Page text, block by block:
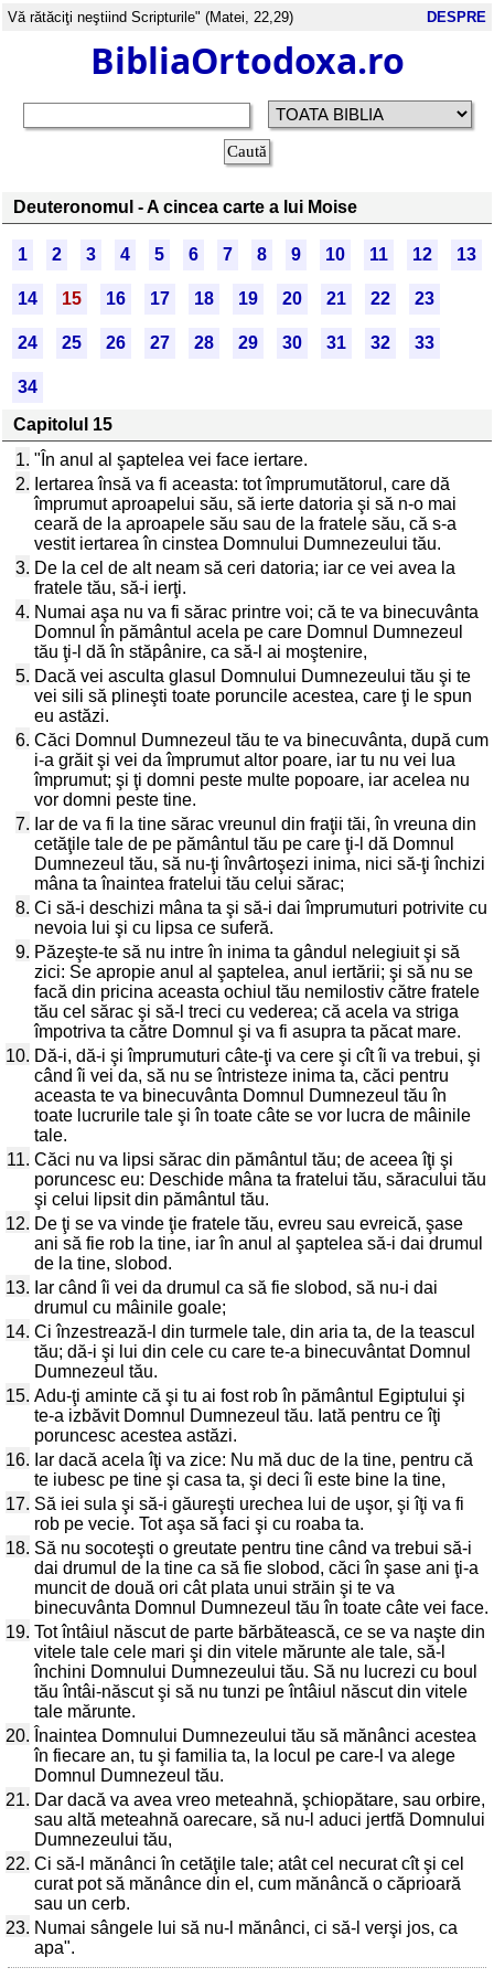
Vă rătăciţi neştiind Scripturile" (Matei, 22,29) DESPRE
BibliaOrtodoxa.ro
Deuteronomul - A cincea carte a lui Moise
1 2 3 4 5 6 7 8 9 10 11 12 13
14 15 16 17 18 19 20 21 22 23
24 25 26 27 28 29 30 31 32 33
34
Capitolul 15
1. "În anul al şaptelea vei face iertare.
2. Iertarea însă va fi aceasta: tot împrumutătorul, care dă
împrumut aproapelui său, să ierte datoria şi să n-o mai
ceară de la aproapele său sau de la fratele său, că s-a
vestit iertarea în cinstea Domnului Dumnezeului tău.
3. De la cel de alt neam să ceri datoria; iar ce vei avea la
fratele tău, să-i ierţi.
4. Numai aşa nu va fi sărac printre voi; că te va binecuvânta
Domnul în pământul acela pe care Domnul Dumnezeul
tău ţi-l dă în stăpânire, ca să-l ai moştenire,
5. Dacă vei asculta glasul Domnului Dumnezeului tău şi te
vei sili să plineşti toate poruncile acestea, care ţi le spun
eu astăzi.
6. Căci Domnul Dumnezeul tău te va binecuvânta, după cum
i-a grăit şi vei da împrumut altor poare, iar tu nu vei lua
împrumut; şi ţi domni peste multe popoare, iar acelea nu
vor domni peste tine.
7. Iar de va fi la tine sărac vreunul din fraţii tăi, în vreuna din
cetăţile tale de pe pământul tău pe care ţi-l dă Domnul
Dumnezeul tău, să nu-ţi învârtoşezi inima, nici să-ţi închizi
mâna ta înaintea fratelui tău celui sărac;
8. Ci să-i deschizi mâna ta şi să-i dai împrumuturi potrivite cu
nevoia lui şi cu lipsa ce suferă.
9. Păzeşte-te să nu intre în inima ta gândul nelegiuit şi să
zici: Se apropie anul al şaptelea, anul iertării; şi să nu se
facă din pricina aceasta ochiul tău nemilostiv către fratele
tău cel sărac şi să-l treci cu vederea; că acela va striga
împotriva ta către Domnul şi va fi asupra ta păcat mare.
10. Dă-i, dă-i şi împrumuturi câte-ţi va cere şi cît îi va trebui, şi
când îi vei da, să nu se întristeze inima ta, căci pentru
aceasta te va binecuvânta Domnul Dumnezeul tău în
toate lucrurile tale şi în toate câte se vor lucra de mâinile
tale.
11. Căci nu va lipsi sărac din pământul tău; de aceea îţi şi
poruncesc eu: Deschide mâna ta fratelui tău, săracului tău
şi celui lipsit din pământul tău.
12. De ţi se va vinde ţie fratele tău, evreu sau evreică, şase
ani să fie rob la tine, iar în anul al şaptelea să-i dai drumul
de la tine, slobod.
13. Iar când îi vei da drumul ca să fie slobod, să nu-i dai
drumul cu mâinile goale;
14. Ci înzestrează-l din turmele tale, din aria ta, de la teascul
tău; dă-i şi lui din cele cu care te-a binecuvântat Domnul
Dumnezeul tău.
15. Adu-ţi aminte că şi tu ai fost rob în pământul Egiptului şi
te-a izbăvit Domnul Dumnezeul tău. Iată pentru ce îţi
poruncesc acestea astăzi.
16. Iar dacă acela îţi va zice: Nu mă duc de la tine, pentru că
te iubesc pe tine şi casa ta, şi deci îi este bine la tine,
17. Să iei sula şi să-i găureşti urechea lui de uşor, şi îţi va fi
rob pe vecie. Tot aşa să faci şi cu roaba ta.
18. Să nu socoteşti o greutate pentru tine când va trebui să-i
dai drumul de la tine ca să fie slobod, căci în şase ani ţi-a
muncit de două ori cât plata unui străin şi te va
binecuvânta Domnul Dumnezeul tău în toate câte vei face.
19. Tot întâiul născut de parte bărbătească, ce se va naşte din
vitele tale cele mari şi din vitele mărunte ale tale, să-l
închini Domnului Dumnezeului tău. Să nu lucrezi cu boul
tău întâi-născut şi să nu tunzi pe întâiul născut din vitele
tale mărunte.
20. Înaintea Domnului Dumnezeului tău să mănânci acestea
în fiecare an, tu şi familia ta, la locul pe care-l va alege
Domnul Dumnezeul tău.
21. Dar dacă va avea vreo meteahnă, şchiopătare, sau orbire,
sau altă meteahnă oarecare, să nu-l aduci jertfă Domnului
Dumnezeului tău,
22. Ci să-l mănânci în cetăţile tale; atât cel necurat cît şi cel
curat pot să mănânce din el, cum mănâncă o căprioară
sau un cerb.
23. Numai sângele lui să nu-l mănânci, ci să-l verşi jos, ca
apa".